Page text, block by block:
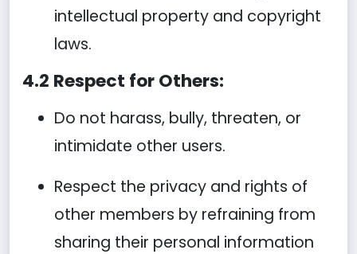
intellectual property and copyright
laws.
4.2 Respect for Others:
Do not harass, bully, threaten, or
intimidate other users.
Respect the privacy and rights of
other members by refraining from
sharing their personal information